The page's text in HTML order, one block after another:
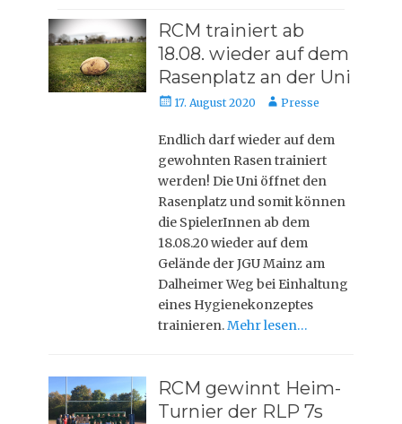
RCM trainiert ab
18.08. wieder auf dem
Rasenplatz an der Uni
Posted
17. August 2020 AutorPresse
Endlich darf wieder auf dem
gewohnten Rasen trainiert
werden! Die Uni öffnet den
Rasenplatz und somit können
die SpielerInnen ab dem
18.08.20 wieder auf dem
Gelände der JGU Mainz am
Dalheimer Weg bei Einhaltung
eines Hygienekonzeptes
trainieren.Mehr lesen…
RCM gewinnt Heim-
Turnier der RLP 7s